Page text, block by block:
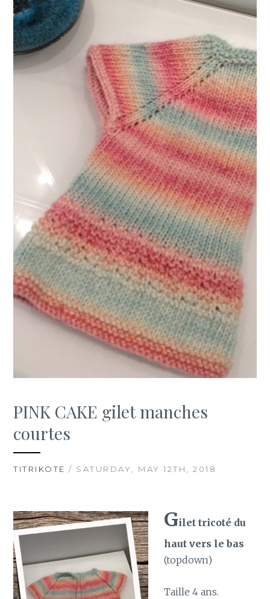
PINK CAKE gilet manches
courtes
TITRIKOTE / SATURDAY, MAY 12TH, 2018
Gilet tricoté du
haut vers le bas
(topdown)
Taille 4 ans.